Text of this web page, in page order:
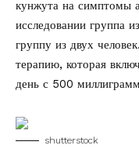
кунжута на симптомы
исследовании группа
группу из двух
терапию, которая
день с 500
shutterstock